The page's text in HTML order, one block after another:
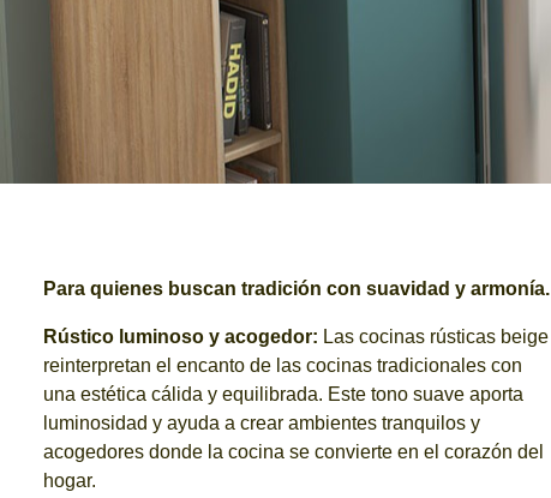
Para quienes buscan tradición con suavidad y armonía.
Rústico luminoso y acogedor: Las cocinas rústicas beige
reinterpretan el encanto de las cocinas tradicionales con
una estética cálida y equilibrada. Este tono suave aporta
luminosidad y ayuda a crear ambientes tranquilos y
acogedores donde la cocina se convierte en el corazón del
hogar.